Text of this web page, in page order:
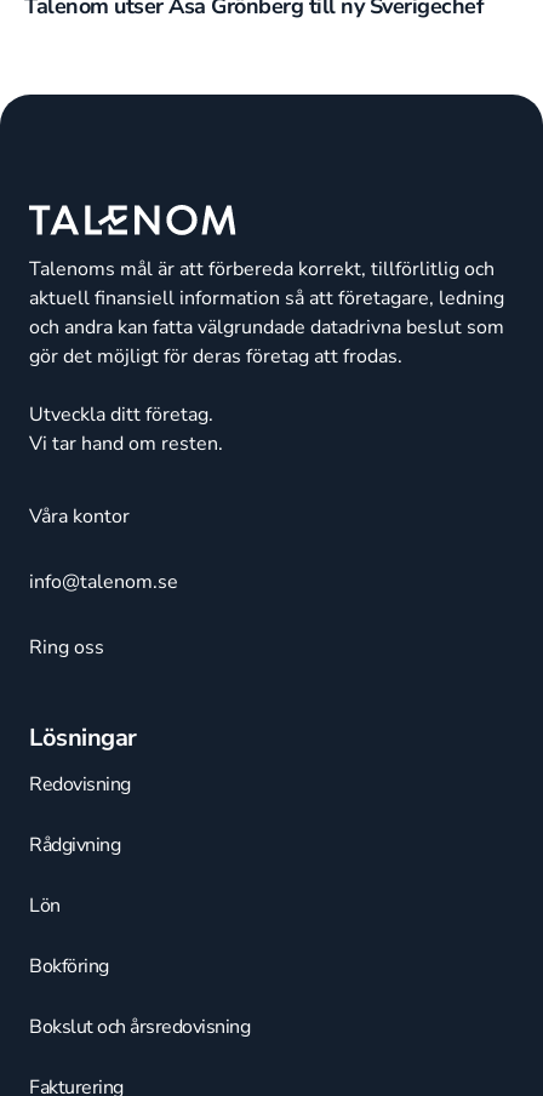
Talenom utser Åsa Grönberg till ny Sverigechef
Talenoms mål är att förbereda korrekt, tillförlitlig och
aktuell finansiell information så att företagare, ledning
och andra kan fatta välgrundade datadrivna beslut som
gör det möjligt för deras företag att frodas.
Utveckla ditt företag.
Vi tar hand om resten.
Våra kontor
info@talenom.se
Ring oss
Lösningar
Redovisning
Rådgivning
Lön
Bokföring
Bokslut och årsredovisning
Fakturering